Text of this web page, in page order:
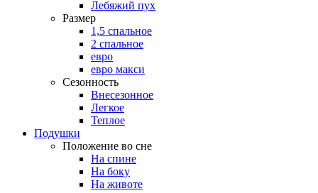
Лебяжий пух
Размер
1,5 спальное
2 спальное
евро
евро макси
Сезонность
Внесезонное
Легкое
Теплое
Подушки
Положение во сне
На спине
На боку
На животе